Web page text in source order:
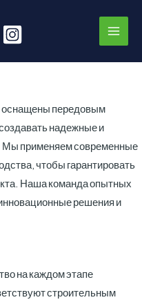
оснащены передовым
надежные и
применяем современные
чтобы гарантировать
Наша команда опытных
решения и
на каждом этапе
строительным